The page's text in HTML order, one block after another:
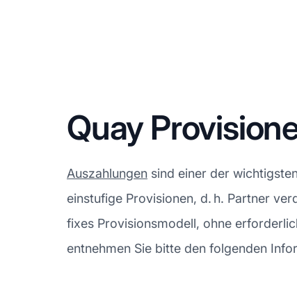
Quay
Auszahlungen sind einer der
einstufige Provisionen, d. h. Partner
fixes Provisionsmodell, ohne
entnehmen Sie bitte den folgenden